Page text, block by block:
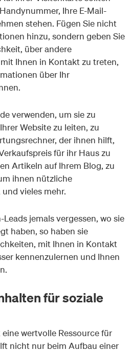
Ihre E-Mail-
stehen. Fügen Sie nicht
hinzu, sondern geben Sie
über andere
Ihnen in Kontakt zu treten,
über Ihr
verwenden, um sie zu
Website zu leiten, zu
der ihnen hilft,
für ihr Haus zu
Artikeln auf Ihrem Blog, zu
ihnen nützliche
vieles mehr.
jemals vergessen, wo sie
haben, so haben sie
mit Ihnen in Kontakt
kennenzulernen und Ihnen
für soziale
wertvolle Ressource für
nicht nur beim Aufbau einer